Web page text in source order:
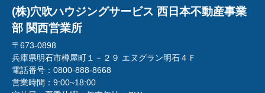
(株)穴吹ハウジングサービス 西日本不動産事業
部 関西営業所
〒673-0898
兵庫県明石市樽屋町１－２９ エヌグラン明石４Ｆ
電話番号： 0800-888-8668
営業時間： 9:00~18:00